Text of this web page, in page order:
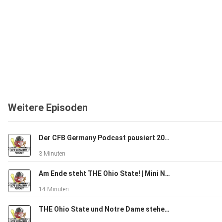
Weitere Episoden
Der CFB Germany Podcast pausiert 2025/26
3 Minuten
Am Ende steht THE Ohio State! | Mini National Championship Recap 2025
14 Minuten
THE Ohio State und Notre Dame stehen im Natty | CFBGP Espresso: Semi-finals Recap und Natty Preview 2025